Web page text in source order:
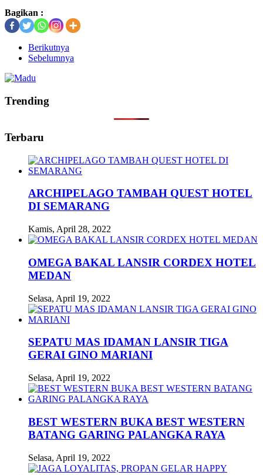
Bagikan :
Berikutnya
Sebelumnya
Trending
Terbaru
ARCHIPELAGO TAMBAH QUEST HOTEL
DI SEMARANG
Kamis, April 28, 2022
OMEGA BAKAL LANSIR CORDEX HOTEL
MEDAN
Selasa, April 19, 2022
SEPATU MAS IDAMAN LANSIR TIGA
GERAI GINO MARIANI
Selasa, April 19, 2022
BEST WESTERN BUKA BEST WESTERN
BATANG GARING PALANGKA RAYA
Selasa, April 19, 2022